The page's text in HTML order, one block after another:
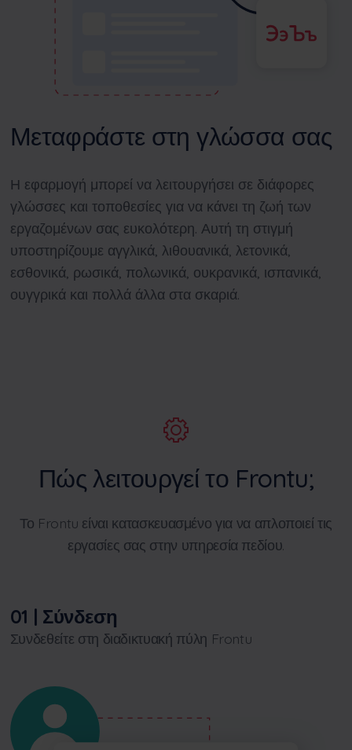
Μεταφράστε στη γλώσσα σας
Η εφαρμογή μπορεί να λειτουργήσει σε διάφορες
γλώσσες και τοποθεσίες για να κάνει τη ζωή των
εργαζομένων σας ευκολότερη. Αυτή τη στιγμή
υποστηρίζουμε αγγλικά, λιθουανικά, λετονικά,
εσθονικά, ρωσικά, πολωνικά, ουκρανικά, ισπανικά,
ουγγρικά και πολλά άλλα στα σκαριά.
Πώς λειτουργεί το Frontu;
Το Frontu είναι κατασκευασμένο για να απλοποιεί τις
εργασίες σας στην υπηρεσία πεδίου.
01 | Σύνδεση
Συνδεθείτε στη διαδικτυακή πύλη Frontu